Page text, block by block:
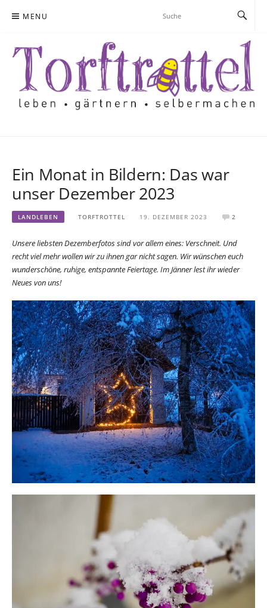
MENU
Ein Monat in Bildern: Das war
unser Dezember 2023
LANDLEBEN TORFTROTTEL 19. DEZEMBER 2023 2
Unsere liebsten Dezemberfotos sind vor allem eines: Verschneit. Und
recht viel mehr wollen wir zu ihnen gar nicht sagen. Wir wünschen euch
wunderschöne, ruhige, entspannte Feiertage. Im Jänner lest ihr wieder
Neues von uns!